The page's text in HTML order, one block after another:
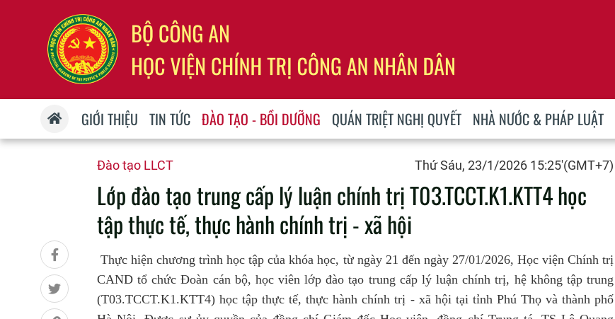
GIỚI THIỆU TIN TỨC ĐÀO TẠO - BỒI DƯỠNG QUÁN TRIỆT NGHỊ QUYẾT NHÀ NƯỚC & PHÁP LUẬT
Đào tạo LLCT Thứ Sáu, 23/1/2026 15:25'(GMT+7)
Lớp đào tạo trung cấp lý luận chính trị T03.TCCT.K1.KTT4 học
tập thực tế, thực hành chính trị - xã hội
Thực hiện chương trình học tập của khóa học, từ ngày 21 đến ngày 27/01/2026, Học viện Chính trị
CAND tổ chức Đoàn cán bộ, học viên lớp đào tạo trung cấp lý luận chính trị, hệ không tập trung
(T03.TCCT.K1.KTT4) học tập thực tế, thực hành chính trị - xã hội tại tỉnh Phú Thọvà thành phố